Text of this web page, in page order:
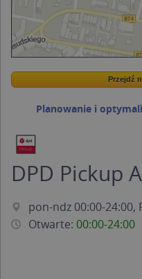
Wstaw tę mapkę na swoją
Przejdź
Przejdź
Planowanie i
DPD Pickup
pon-ndz 00:00-24:00,
Otwarte: 00:00-24:00